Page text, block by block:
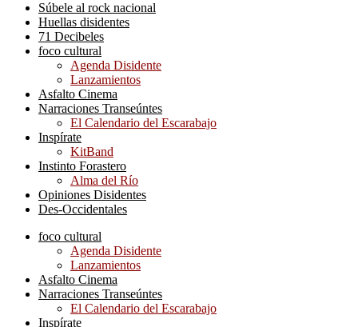
Súbele al rock nacional
Huellas disidentes
71 Decibeles
foco cultural
Agenda Disidente
Lanzamientos
Asfalto Cinema
Narraciones Transeúntes
El Calendario del Escarabajo
Inspírate
KitBand
Instinto Forastero
Alma del Río
Opiniones Disidentes
Des-Occidentales
foco cultural
Agenda Disidente
Lanzamientos
Asfalto Cinema
Narraciones Transeúntes
El Calendario del Escarabajo
Inspírate